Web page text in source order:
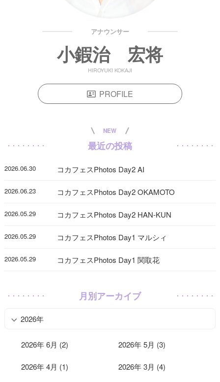
アナウンサー
小鍜治 宏将
HIROYUKI KOKAJI
PROFILE
NEW
最近の投稿
2026.06.30 コカフェスPhotos Day2 AI
2026.06.23 コカフェスPhotos Day2 OKAMOTO
2026.05.29 コカフェスPhotos Day2 HAN-KUN
2026.05.29 コカフェスPhotos Day1 マルシィ
2026.05.29 コカフェスPhotos Day1 関取花
月別アーカイブ
2026年
2026年 6月 (2) 2026年 5月 (3)
2026年 4月 (1) 2026年 3月 (4)